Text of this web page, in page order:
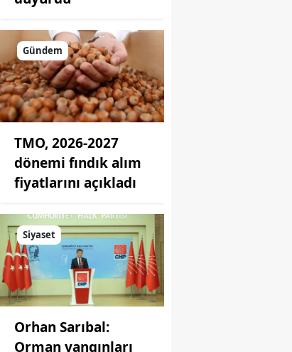
Gündem
TMO, 2026-2027
dönemi fındık alım
fiyatlarını açıkladı
Siyaset
Orhan Sarıbal:
Orman yangınları